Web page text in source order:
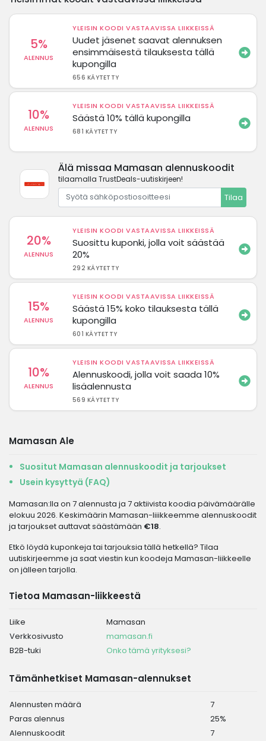
5%
ALENNUS
YLEISIN KOODI VASTAAVISSA LIIKKEISSÄ
Uudet jäsenet saavat alennuksen
ensimmäisestä tilauksesta tällä
kupongilla
656 KÄYTETTY
10%
ALENNUS
YLEISIN KOODI VASTAAVISSA LIIKKEISSÄ
Säästä 10% tällä kupongilla
681 KÄYTETTY
Älä missaa Mamasan alennuskoodit
tilaamalla TrustDeals-uutiskirjeen!
Tilaa
20%
ALENNUS
YLEISIN KOODI VASTAAVISSA LIIKKEISSÄ
Suosittu kuponki, jolla voit säästää
20%
292 KÄYTETTY
15%
ALENNUS
YLEISIN KOODI VASTAAVISSA LIIKKEISSÄ
Säästä 15% koko tilauksesta tällä
kupongilla
601 KÄYTETTY
10%
ALENNUS
YLEISIN KOODI VASTAAVISSA LIIKKEISSÄ
Alennuskoodi, jolla voit saada 10%
lisäalennusta
569 KÄYTETTY
Mamasan Ale
Suositut Mamasan alennuskoodit ja tarjoukset
Usein kysyttyä (FAQ)
Mamasan:lla on 7 alennusta ja 7 aktiivista koodia päivämäärälle
elokuu 2026. Keskimäärin Mamasan-liiikkeemme alennuskoodit
ja tarjoukset auttavat säästämään €18.
Etkö löydä kuponkeja tai tarjouksia tällä hetkellä? Tilaa
uutiskirjeemme ja saat viestin kun koodeja Mamasan-liikkeelle
on jälleen tarjolla.
Tietoa Mamasan-liikkeestä
Liike
Mamasan
Verkkosivusto
mamasan.fi
B2B-tuki
Onko tämä yrityksesi?
Tämänhetkiset Mamasan-alennukset
Alennusten määrä
7
Paras alennus
25%
Alennuskoodit
7